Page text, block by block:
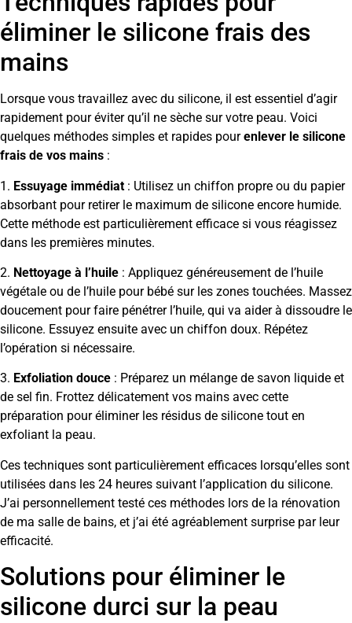
éliminer le silicone frais des
mains
Lorsque vous travaillez avec du silicone, il est essentiel d’agir
rapidement pour éviter qu’il ne sèche sur votre peau. Voici
quelques méthodes simples et rapides pourenlever le silicone
frais de vos mains :
1. Essuyage immédiat : Utilisez un chiffon propre ou du papier
absorbant pour retirer le maximum de silicone encore humide.
Cette méthode est particulièrement efficace si vous réagissez
dans les premières minutes.
2. Nettoyage à l’huile : Appliquez généreusement de l’huile
végétale ou de l’huile pour bébé sur les zones touchées. Massez
doucement pour faire pénétrer l’huile, qui va aider à dissoudre le
silicone. Essuyez ensuite avec un chiffon doux. Répétez
l’opération si nécessaire.
3. Exfoliation douce : Préparez un mélange de savon liquide et
de sel fin. Frottez délicatement vos mains avec cette
préparation pour éliminer les résidus de silicone tout en
exfoliant la peau.
Ces techniques sont particulièrement efficaces lorsqu’elles sont
utilisées dans les 24 heures suivant l’application du silicone.
J’ai personnellement testé ces méthodes lors de la rénovation
de ma salle de bains, et j’ai été agréablement surprise par leur
efficacité.
Solutions pour éliminer le
silicone durci sur la peau